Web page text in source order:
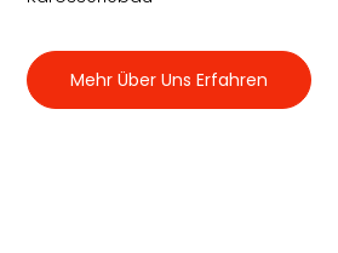
Mehr Über Uns Erfahren